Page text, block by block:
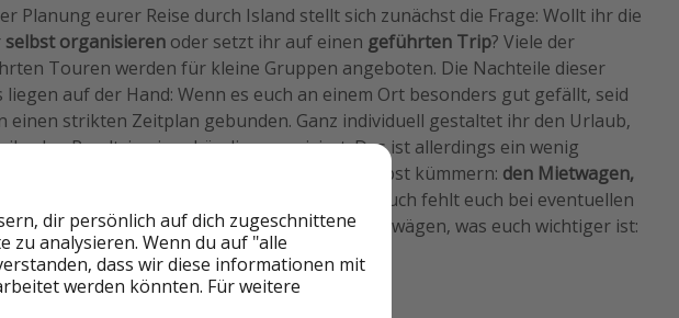
Planung eurer Reise durch Island stellt sich zunächst die Frage: Wollt ihr die
selbst organisieren oder setzt ihr auf einen geführten Trip? Viele der
Touren werden für kleine Gruppen angeboten. Die Nachteile dieser
liegen auf der Hand: Wenn es euch an einem Ort besonders gut gefällt, seid
einen strikten Zeitplan gebunden. Ganz individuell gestaltet ihr den Urlaub,
ihr den Roadtrip eigenhändig organisiert. Das ist allerdings ein wenig
Schließlich müsst ihr euch um alles selbst kümmern: den Mietwagen,
. Auch fehlt euch bei eventuellen
vor Ort ein Ansprechpartner. Es gilt abzuwägen, was euch wichtiger ist:
Komfort oder das individuelle Abenteuer.
dir persönlich auf dich zugeschnittene
analysieren. Wenn du auf "alle
dass wir diese informationen mit
werden könnten. Für weitere